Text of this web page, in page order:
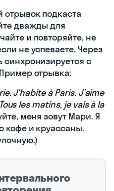
подкаста
дважды для
и повторяйте, не
не успеваете. Через
синхронизируется с
отрывка:
J'habite à Paris. J'aime
les matins, je vais à la
меня зовут Мари. Я
и круассаны.